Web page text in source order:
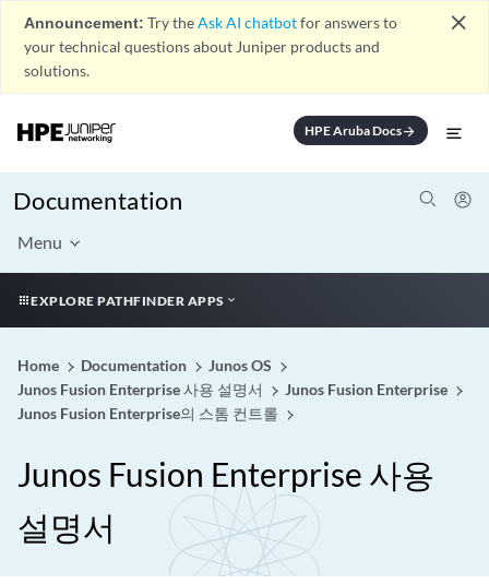
Announcement: Try theAsk AI chatbotfor answers to
your technical questions about Juniper products and
solutions.
close
HPE Aruba Docsarrow_forward
Documentation
Menu
EXPLORE PATHFINDER APPS
Home Documentation
Junos OS
Junos Fusion Enterprise 사용 설명서
Junos Fusion Enterprise
Junos Fusion Enterprise의 스톰 컨트롤
Junos Fusion Enterprise 사용
설명서